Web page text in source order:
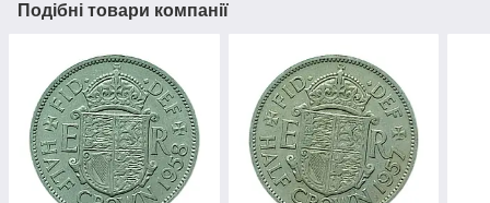
Подібні товари компанії